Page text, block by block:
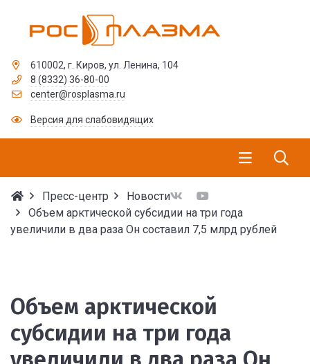
610002, г. Киров, ул. Ленина, 104
8 (8332) 36-80-00
center@rosplasma.ru
Версия для слабовидящих
Пресс-центр
Новости
Объем арктической субсидии на три года
увеличили в два раза Он составил 7,5 млрд рублей
Объем арктической
субсидии на три года